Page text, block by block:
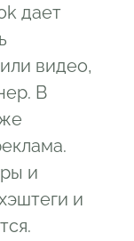
дает
видео,
В
и
и